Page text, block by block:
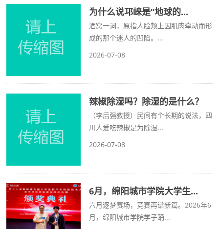
为什么说邛崃是“地球的...
酒窝一词，原指人脸颊上因肌肉牵动而形
成的那个迷人的凹陷。...
2026-07-08
辣椒除湿吗？除湿的是什么？
（李后强教授）民间有个长期的说法，四
川人爱吃辣椒是为除湿...
2026-07-08
6月，绵阳城市学院大学生...
六月逐梦赛场，竞赛再谱新篇。2026年6
月，绵阳城市学院学子踊...